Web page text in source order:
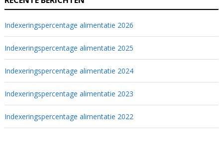
Indexeringspercentage alimentatie 2026
Indexeringspercentage alimentatie 2025
Indexeringspercentage alimentatie 2024
Indexeringspercentage alimentatie 2023
Indexeringspercentage alimentatie 2022